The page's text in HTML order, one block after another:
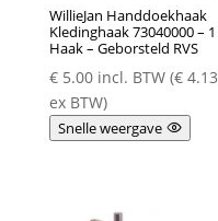
WillieJan Handdoekhaak
Kledinghaak 73040000 – 1
Haak – Geborsteld RVS
€5.00 incl. BTW (€4.13
ex BTW)
Snelle weergave